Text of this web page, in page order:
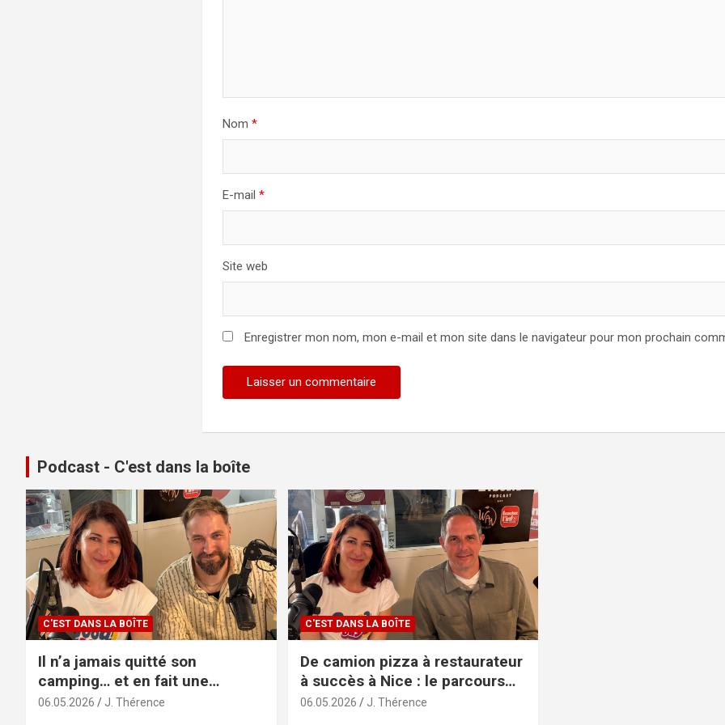
Nom*
E-mail*
Site web
Enregistrer mon nom, mon e-mail et mon site dans le navigateur pour mon prochain
Podcast - C'est dans la boîte
C'EST DANS LA BOÎTE
Il n’a jamais quitté son
camping… et en fait une
success story familiale
06.05.2026 J. Thérence
C'EST DANS LA BOÎTE
De camion pizza à restaurateur
à succès à Nice : le parcours
sans filtre de Fred Ghintran
06.05.2026 J. Thérence